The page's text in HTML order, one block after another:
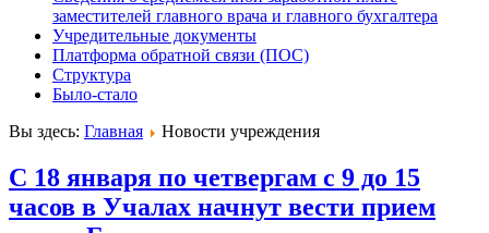
заместителей главного врача и главного бухгалтера
Учредительные документы
Платформа обратной связи (ПОС)
Структура
Было-стало
Вы здесь: Главная Новости учреждения
С 18 января по четвергам с 9 до 15
часов в Учалах начнут вести прием